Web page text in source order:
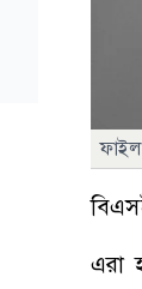
এরা